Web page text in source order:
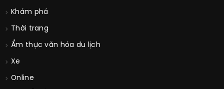
Khám phá
Thời trang
Ẩm thực văn hóa du lịch
Xe
Online